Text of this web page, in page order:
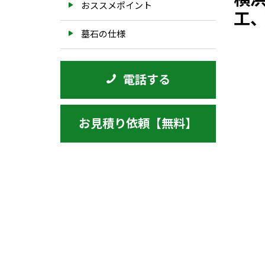
おススメポイント
墓石の仕様
電話する
お見積り依頼【無料】
工